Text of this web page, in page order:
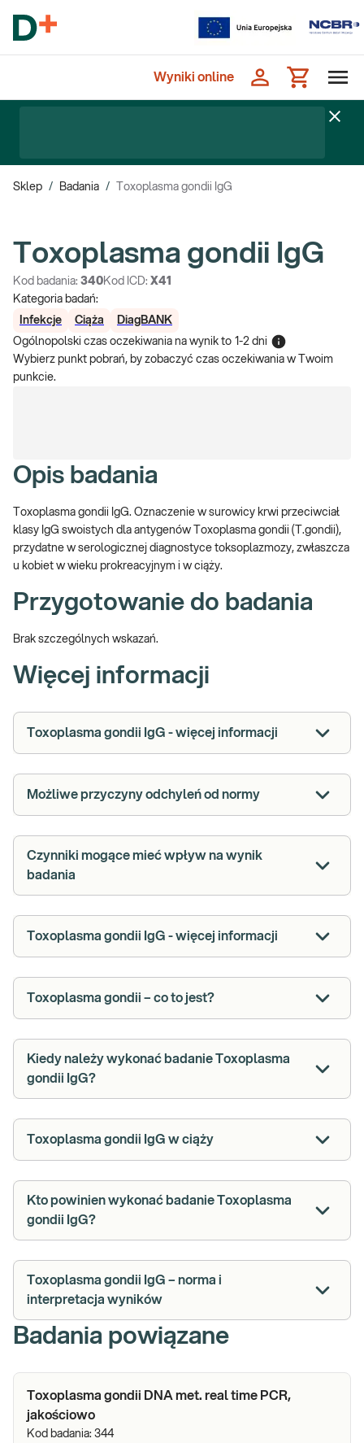
Wyniki online
Sklep / Badania / Toxoplasma gondii IgG
Toxoplasma gondii IgG
Kod badania: 340Kod ICD: X41
Kategoria badań:
Infekcje
Ciąża
DiagBANK
Ogólnopolski czas oczekiwania na wynik to 1-2 dni
Wybierz punkt pobrań, by zobaczyć czas oczekiwania w Twoim
punkcie.
Opis badania
Toxoplasma gondii IgG. Oznaczenie w surowicy krwi przeciwciał
klasy IgG swoistych dla antygenów Toxoplasma gondii (T.gondii),
przydatne w serologicznej diagnostyce toksoplazmozy, zwłaszcza
u kobiet w wieku prokreacyjnym i w ciąży.
Przygotowanie do badania
Brak szczególnych wskazań.
Więcej informacji
Toxoplasma gondii IgG - więcej informacji
Możliwe przyczyny odchyleń od normy
Czynniki mogące mieć wpływ na wynik
badania
Toxoplasma gondii IgG - więcej informacji
Toxoplasma gondii – co to jest?
Kiedy należy wykonać badanie Toxoplasma
gondii IgG?
Toxoplasma gondii IgG w ciąży
Kto powinien wykonać badanie Toxoplasma
gondii IgG?
Toxoplasma gondii IgG – norma i
interpretacja wyników
Badania powiązane
Toxoplasma gondii DNA met. real time PCR,
jakościowo
Kod badania: 344